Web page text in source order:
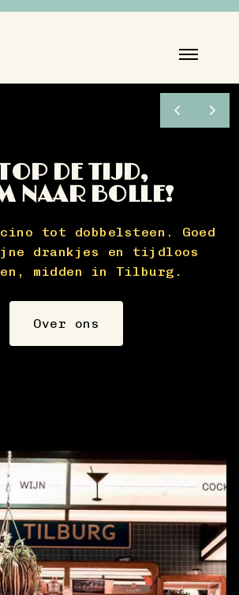
DE TIJD,
NAAR BOLLE!
tot dobbelsteen. Goed
drankjes en tijdloos
midden in Tilburg.
Over ons